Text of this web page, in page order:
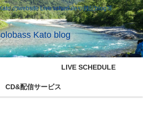
のwebsite Live scheduleや雑記blog等
Kato blog
LIVE SCHEDULE
CD&配信サービス